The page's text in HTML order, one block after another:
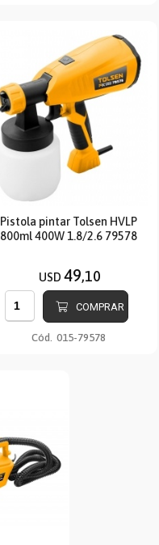
Pistola pintar Tolsen HVLP
800ml 400W 1.8/2.6 79578
USD 49,10
COMPRAR
Cód. 015-79578